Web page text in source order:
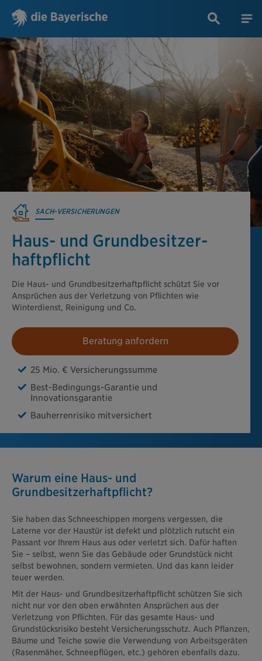
SACH-VERSICHERUNGEN
Haus- und Grundbesitzer­
haftpflicht
Die Haus- und Grundbesitzerhaftpflicht schützt Sie vor
Ansprüchen aus der Verletzung von Pflichten wie
Winterdienst, Reinigung und Co.
Beratung anfordern
25 Mio. € Versicherungssumme
Best-Bedingungs-Garantie und
Innovationsgarantie
Bauherrenrisiko mitversichert
Warum eine Haus- und
Grundbesitzerhaftpflicht?
Sie haben das Schneeschippen morgens vergessen, die
Laterne vor der Haustür ist defekt und plötzlich rutscht ein
Passant vor Ihrem Haus aus oder verletzt sich. Dafür haften
Sie – selbst, wenn Sie das Gebäude oder Grundstück nicht
selbst bewohnen, sondern vermieten. Und das kann leider
teuer werden.
Mit der Haus- und Grundbesitzerhaftpflicht schützen Sie sich
nicht nur vor den oben erwähnten Ansprüchen aus der
Verletzung von Pflichten. Für das gesamte Haus- und
Grundstücksrisiko besteht Versicherungsschutz. Auch Pflanzen,
Bäume und Teiche sowie die Verwendung von Arbeitsgeräten
(Rasenmäher, Schneepflügen, etc.) gehören ebenfalls dazu.